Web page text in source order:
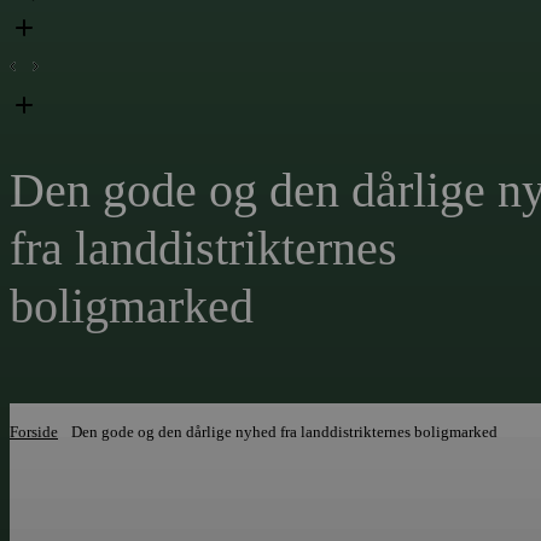
Den gode og den dårlige
fra landdistrikternes
boligmarked
Forside Den gode og den dårlige nyhed fra landdistrikternes boligmarked